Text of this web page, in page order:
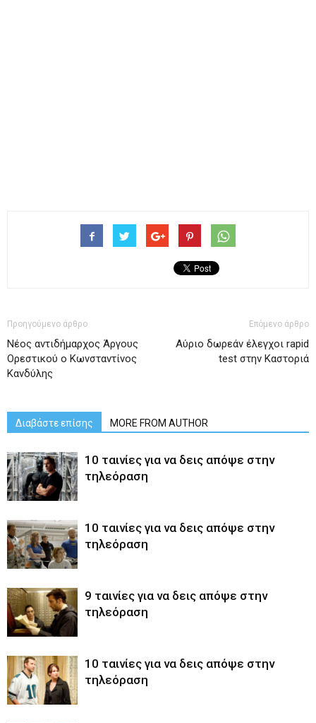
Προηγούμενο άρθρο
Νέος αντιδήμαρχος Άργους
Ορεστικού ο Κωνσταντίνος
Κανδύλης
Επόμενο άρθρο
Αύριο δωρεάν έλεγχοι rapid
test στην Καστοριά
Διαβάστε επίσης MORE FROM AUTHOR
10 ταινίες για να δεις απόψε στην
τηλεόραση
10 ταινίες για να δεις απόψε στην
τηλεόραση
9 ταινίες για να δεις απόψε στην
τηλεόραση
10 ταινίες για να δεις απόψε στην
τηλεόραση